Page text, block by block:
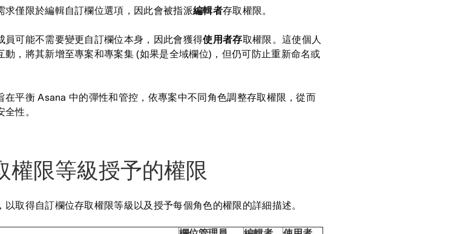
求僅限於編輯自訂欄位選項，因此會被指派編輯者存取權限。
員可能不需要變更自訂欄位本身，因此會獲得使用者存取權限。這使個人
動，將其新增至專案和專案集 (如果是全域欄位)，但仍可防止重新命名或
在平衡 Asana 中的彈性和管控，依專案中不同角色調整存取權限，從而
性。
權限等級授予的權限
以取得自訂欄位存取權限等級以及授予每個角色的權限的詳細描述。